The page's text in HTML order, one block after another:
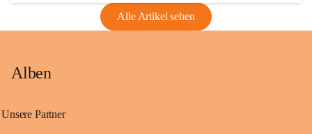
Alle Artikel sehen
Alben
Unsere Partner